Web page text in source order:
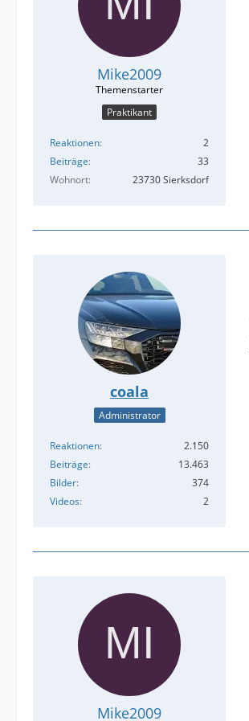
Mike2009
Praktikant
Reaktionen
2
Beiträge
33
Wohnort
23730 Sierksdorf
coala
Administrator
Reaktionen
2.150
Beiträge
13.463
Bilder
374
Videos
2
Mike2009